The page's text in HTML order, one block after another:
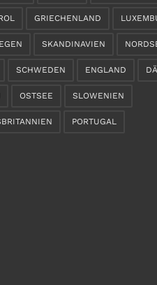
GRIECHENLAND
SKANDINAVIEN
SCHWEDEN ENGLAND
OSTSEE SLOWENIEN
PORTUGAL